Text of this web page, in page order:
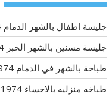
جليسة اطفال بالشهر الدمام 0545921974
جليسة مسنين بالشهر الخبر 0545921974
طباخة بالشهر في الدمام 0545921974
طباخه منزليه بالاحساء 0545921974